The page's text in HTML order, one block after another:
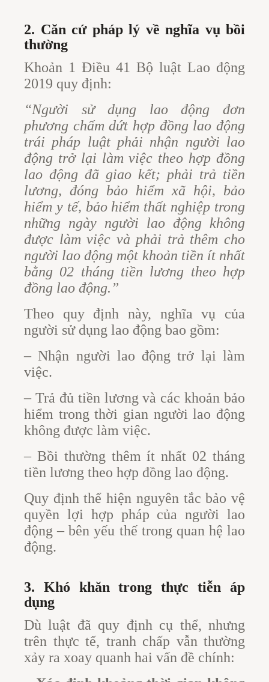
2. Căn cứ pháp lý về nghĩa vụ bồi
thường
Khoản 1 Điều 41 Bộ luật Lao động
2019 quy định:
“Người sử dụng lao động đơn
phương chấm dứt hợp đồng lao động
trái pháp luật phải nhận người lao
động trở lại làm việc theo hợp đồng
lao động đã giao kết; phải trả tiền
lương, đóng bảo hiểm xã hội, bảo
hiểm y tế, bảo hiểm thất nghiệp trong
những ngày người lao động không
được làm việc và phải trả thêm cho
người lao động một khoản tiền ít nhất
bằng 02 tháng tiền lương theo hợp
đồng lao động.”
Theo quy định này, nghĩa vụ của
người sử dụng lao động bao gồm:
– Nhận người lao động trở lại làm
việc.
– Trả đủ tiền lương và các khoản bảo
hiểm trong thời gian người lao động
không được làm việc.
– Bồi thường thêm ít nhất 02 tháng
tiền lương theo hợp đồng lao động.
Quy định thể hiện nguyên tắc bảo vệ
quyền lợi hợp pháp của người lao
động – bên yếu thế trong quan hệ lao
động.
3. Khó khăn trong thực tiễn áp
dụng
Dù luật đã quy định cụ thể, nhưng
trên thực tế, tranh chấp vẫn thường
xảy ra xoay quanh hai vấn đề chính: